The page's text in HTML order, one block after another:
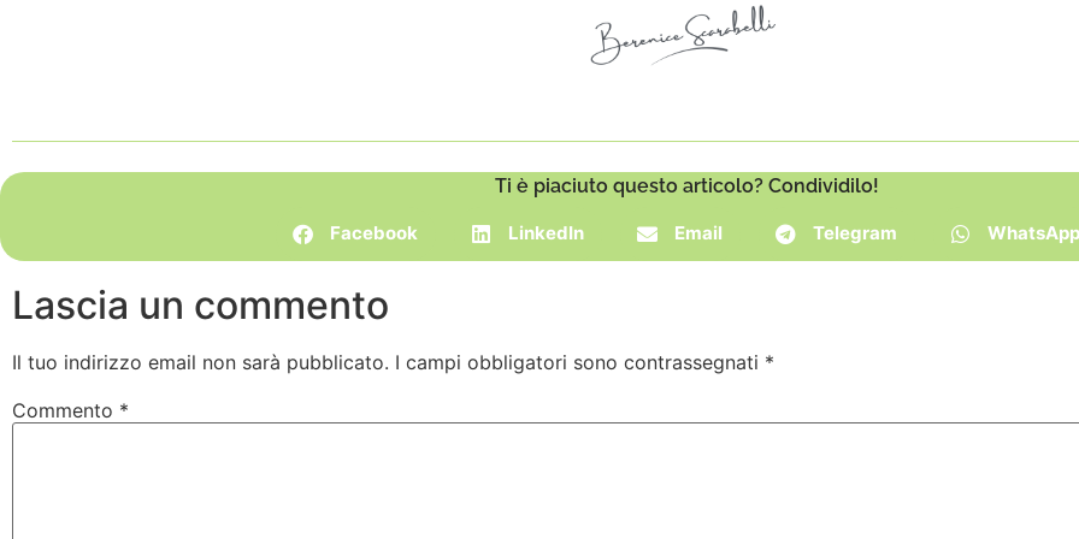
Ti è piaciuto questo articolo? Condividilo!
Facebook LinkedIn Email Telegram WhatsApp
Lascia un commento
Il tuo indirizzo email non sarà pubblicato. I campi obbligatori sono contrassegnati *
Commento *